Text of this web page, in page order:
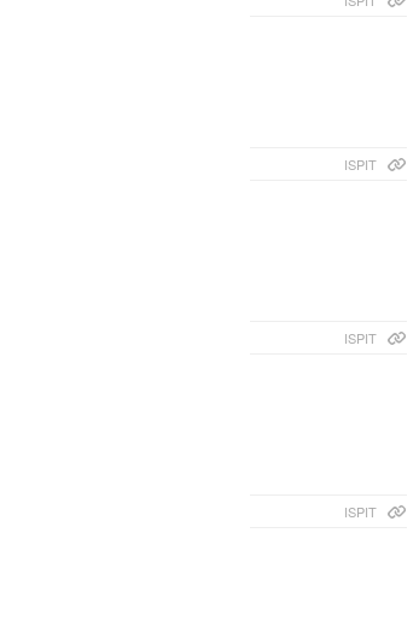
ISPIT
ISPIT
ISPIT